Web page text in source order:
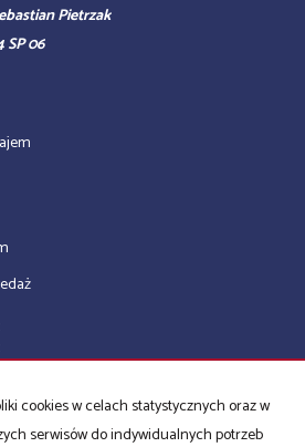
Pietrzak
SP 06
Notatnik Kup Sprzedaj Rodo
cookies w celach statystycznych oraz w
serwisów do indywidualnych potrzeb